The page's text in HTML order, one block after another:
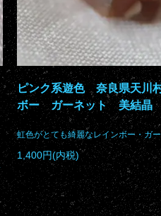
ピンク系遊色 奈良県天川
ボー ガーネット 美結晶
虹色がとても綺麗なレインボー・ガー
1,400円(内税)